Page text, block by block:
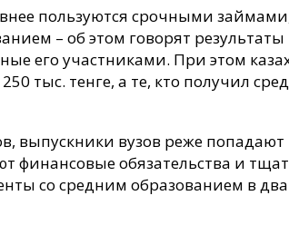
пользуются срочными
– об этом говорят
его участниками. При этом
тыс. тенге, а те, кто получил
выпускники вузов реже попадают
обязательства и
со средним образованием в